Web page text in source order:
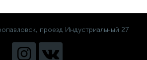
проезд Индустриальный 27